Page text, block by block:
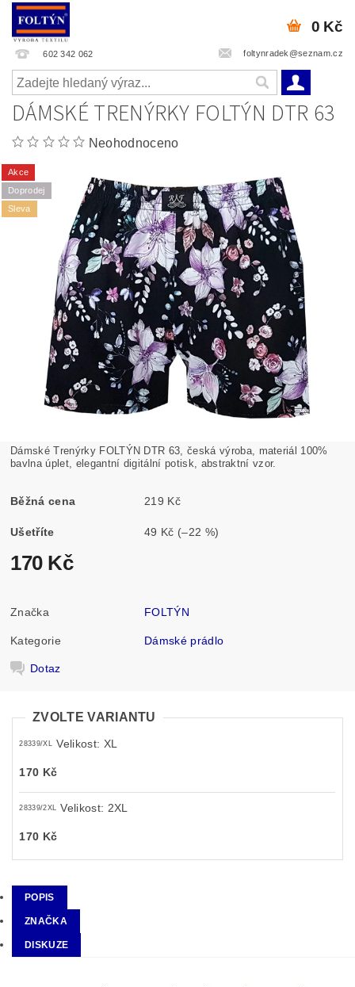
602 342 062 foltynradek@seznam.cz
0 Kč
DÁMSKÉ TRENÝRKY FOLTÝN DTR 63
Neohodnoceno
Akce
Doprodej
Sleva
Dámské Trenýrky FOLTÝN DTR 63, česká výroba, materiál 100%
bavlna úplet, elegantní digitální potisk, abstraktní vzor.
Běžná cena 219 Kč
Ušetříte 49 Kč (–22 %)
170 Kč
Značka FOLTÝN
Kategorie Dámské prádlo
Dotaz
ZVOLTE VARIANTU
28339/XL Velikost: XL
170 Kč
28339/2XL Velikost: 2XL
170 Kč
POPIS
ZNAČKA
DISKUZE